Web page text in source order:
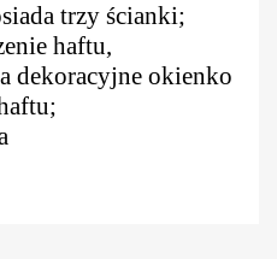
trzy ścianki;
haftu,
dekoracyjne okienko